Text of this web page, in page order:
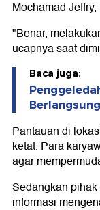
Mochamad
"Benar,
ucapnya saat
Baca juga:
Pantauan di
ketat. Para
agar
Sedangkan
informasi